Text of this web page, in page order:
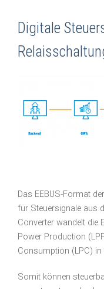
Digitale
Das EEBUS-Format
für Steuersignale aus
Converter wandelt die
Power Production
Consumption (LPC) in
Somit können